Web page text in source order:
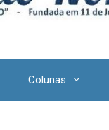
Colunas